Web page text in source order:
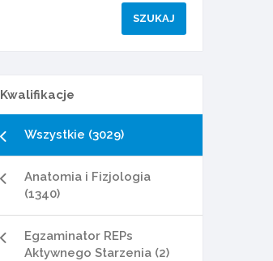
Kwalifikacje
Wszystkie (3029)
Anatomia i Fizjologia
(1340)
Egzaminator REPs
Aktywnego Starzenia (2)